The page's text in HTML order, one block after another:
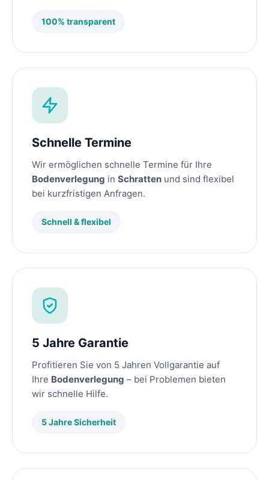
100% transparent
Schnelle Termine
Wir ermöglichen schnelle Termine für Ihre
Bodenverlegung in Schratten und sind flexibel
bei kurzfristigen Anfragen.
Schnell & flexibel
5 Jahre Garantie
Profitieren Sie von 5 Jahren Vollgarantie auf
Ihre Bodenverlegung – bei Problemen bieten
wir schnelle Hilfe.
5 Jahre Sicherheit